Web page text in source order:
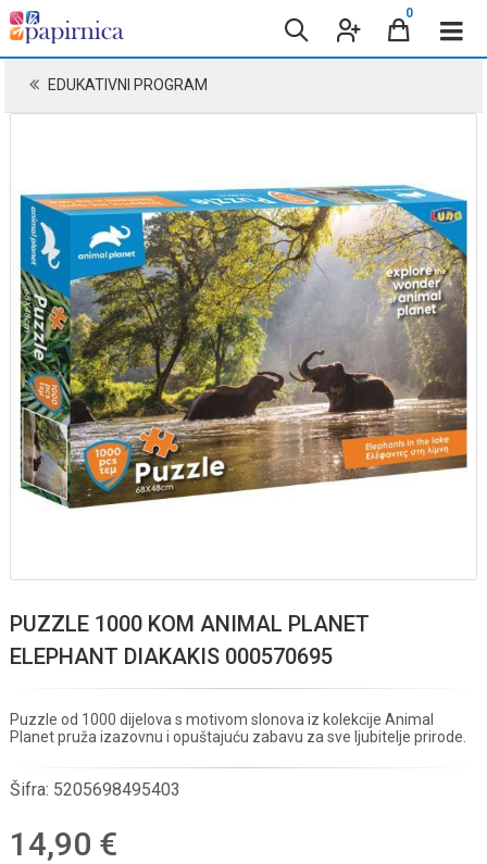
0
EDUKATIVNI PROGRAM
PUZZLE 1000 KOM ANIMAL PLANET
ELEPHANT DIAKAKIS 000570695
Puzzle od 1000 dijelova s motivom slonova iz kolekcije Animal
Planet pruža izazovnu i opuštajuću zabavu za sve ljubitelje prirode.
Šifra: 5205698495403
14,90 €